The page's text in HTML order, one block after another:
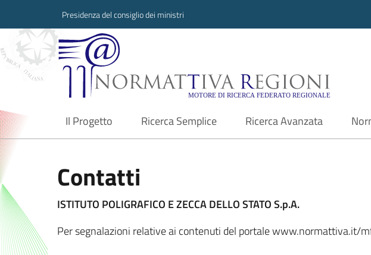
Presidenza del consiglio dei ministri
Normattiva Regioni -
Il Progetto
current Ricerca Semplice Ricerca Avanzata
Contatti
ISTITUTO POLIGRAFICO E ZECCA DELLO STATO S.p.A.
Per segnalazioni relative ai contenuti del portale www.normattiva.it/